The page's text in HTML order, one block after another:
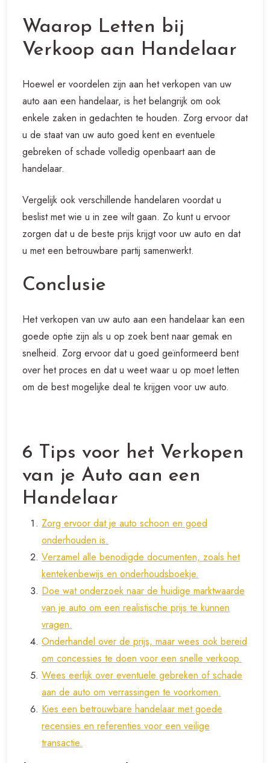
Waarop Letten bij
Verkoop aan Handelaar
Hoewel er voordelen zijn aan het verkopen van uw
auto aan een handelaar, is het belangrijk om ook
enkele zaken in gedachten te houden. Zorg ervoor dat
u de staat van uw auto goed kent en eventuele
gebreken of schade volledig openbaart aan de
handelaar.
Vergelijk ook verschillende handelaren voordat u
beslist met wie u in zee wilt gaan. Zo kunt u ervoor
zorgen dat u de beste prijs krijgt voor uw auto en dat
u met een betrouwbare partij samenwerkt.
Conclusie
Het verkopen van uw auto aan een handelaar kan een
goede optie zijn als u op zoek bent naar gemak en
snelheid. Zorg ervoor dat u goed geïnformeerd bent
over het proces en dat u weet waar u op moet letten
om de best mogelijke deal te krijgen voor uw auto.
6 Tips voor het Verkopen
van je Auto aan een
Handelaar
Zorg ervoor dat je auto schoon en goed
onderhouden is.
Verzamel alle benodigde documenten, zoals het
kentekenbewijs en onderhoudsboekje.
Doe wat onderzoek naar de huidige marktwaarde
van je auto om een realistische prijs te kunnen
vragen.
Onderhandel over de prijs, maar wees ook bereid
om concessies te doen voor een snelle verkoop.
Wees eerlijk over eventuele gebreken of schade
aan de auto om verrassingen te voorkomen.
Kies een betrouwbare handelaar met goede
recensies en referenties voor een veilige
transactie.